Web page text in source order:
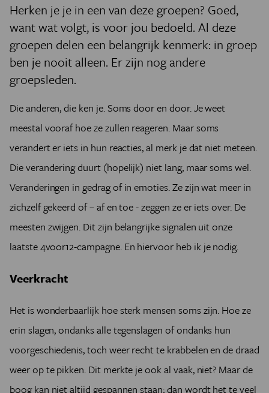
Herken je je in een van deze groepen? Goed,
want wat volgt, is voor jou bedoeld. Al deze
groepen delen een belangrijk kenmerk: in groep
ben je nooit alleen. Er zijn nog andere
groepsleden.
Die anderen, die ken je. Soms door en door. Je weet
meestal vooraf hoe ze zullen reageren. Maar soms
verandert er iets in hun reacties, al merk je dat niet meteen.
Die verandering duurt (hopelijk) niet lang, maar soms wel.
Veranderingen in gedrag of in emoties. Ze zijn wat meer in
zichzelf gekeerd of – af en toe - zeggen ze er iets over. De
meesten zwijgen. Dit zijn belangrijke signalen uit onze
laatste 4voor12-campagne. En hiervoor heb ik je nodig.
Veerkracht
Het is wonderbaarlijk hoe sterk mensen soms zijn. Hoe ze
erin slagen, ondanks alle tegenslagen of ondanks hun
voorgeschiedenis, toch weer recht te krabbelen en de draad
weer op te pikken. Dit merkte je ook al vaak, niet? Maar de
boog kan niet altijd gespannen staan; dan wordt het te veel